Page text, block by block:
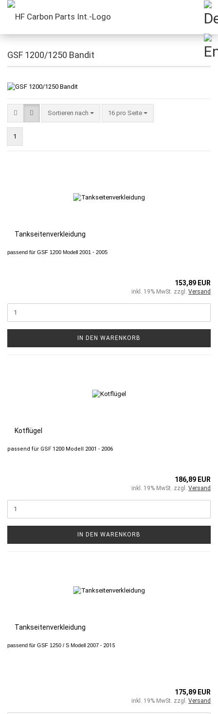
GSF 1200/1250 Bandit
Sortieren nach 16 pro Seite
1
Tankseitenverkleidung
passend für GSF 1200 Modell 2001 - 2005
153,89 EUR
inkl. 19% MwSt. zzgl. Versand
IN DEN WARENKORB
Kotflügel
passend für GSF 1200 Modell 2001 - 2006
186,89 EUR
inkl. 19% MwSt. zzgl. Versand
IN DEN WARENKORB
Tankseitenverkleidung
passend für GSF 1250 / S Modell 2007 - 2015
175,89 EUR
inkl. 19% MwSt. zzgl. Versand